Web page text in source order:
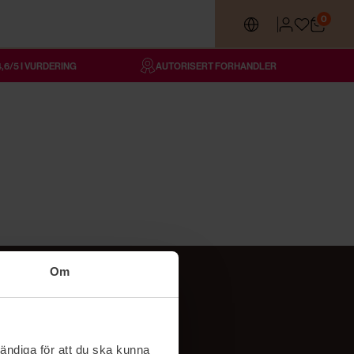
Om
för att du ska kunna
0
5 I VURDERING AUTORISERT FORHANDLER
Følg oss